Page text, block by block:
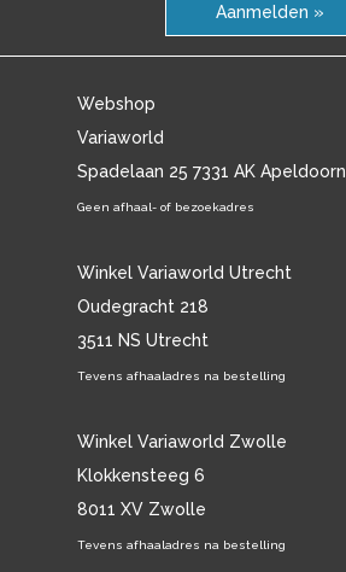
Aanmelden »
Webshop
Variaworld
Spadelaan 25 7331 AK Apeldoorn
Geen afhaal- of bezoekadres
Winkel Variaworld Utrecht
Oudegracht 218
3511 NS Utrecht
Tevens afhaaladres na bestelling
Winkel Variaworld Zwolle
Klokkensteeg 6
8011 XV Zwolle
Tevens afhaaladres na bestelling